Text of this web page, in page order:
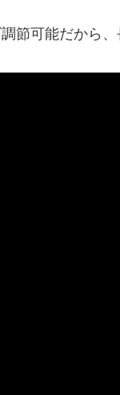
節可能だから、